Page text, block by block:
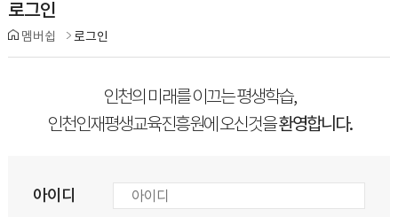
로그인
멤버쉽 로그인
인천의 미래를 이끄는 평생학습,
인천인재평생교육진흥원에 오신것을환영합니다.
아이디